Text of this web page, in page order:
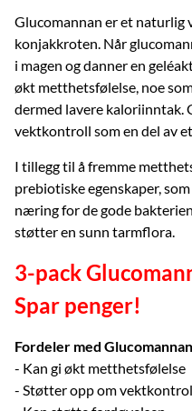
Glucomannan er et
konjakkroten. Når
i magen og danner en
økt metthetsfølelse, noe
dermed lavere kaloriinntak.
vektkontroll som en del av
I tillegg til å fremme
prebiotiske egenskaper,
næring for de gode
støtter en sunn tarmflora.
3-pack
Spar penger!
Fordeler med
- Kan gi økt metthetsfølelse
- Støtter opp om